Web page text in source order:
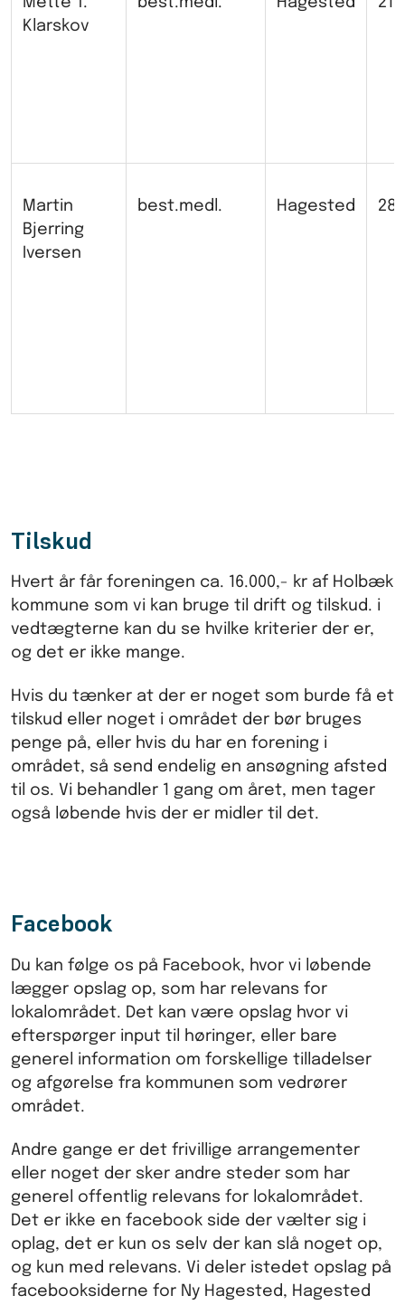
Klarskov
Martin
Bjerring
Iversen
best.medl. Hagested
Tilskud
Hvert år får foreningen ca. 16.000,- kr af Holbæk
kommune som vi kan bruge til drift og tilskud. i
vedtægterne kan du se hvilke kriterier der er,
og det er ikke mange.
Hvis du tænker at der er noget som burde få et
tilskud eller noget i området der bør bruges
penge på, eller hvis du har en forening i
området, så send endelig en ansøgning afsted
til os. Vi behandler 1 gang om året, men tager
også løbende hvis der er midler til det.
Facebook
Du kan følge os på Facebook, hvor vi løbende
lægger opslag op, som har relevans for
lokalområdet. Det kan være opslag hvor vi
efterspørger input til høringer, eller bare
generel information om forskellige tilladelser
og afgørelse fra kommunen som vedrører
området.
Andre gange er det frivillige arrangementer
eller noget der sker andre steder som har
generel offentlig relevans for lokalområdet.
Det er ikke en facebook side der vælter sig i
oplag, det er kun os selv der kan slå noget op,
og kun med relevans. Vi deler istedet opslag på
facebooksiderne for Ny Hagested, Hagested